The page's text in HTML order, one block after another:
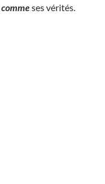
commeses vérités.